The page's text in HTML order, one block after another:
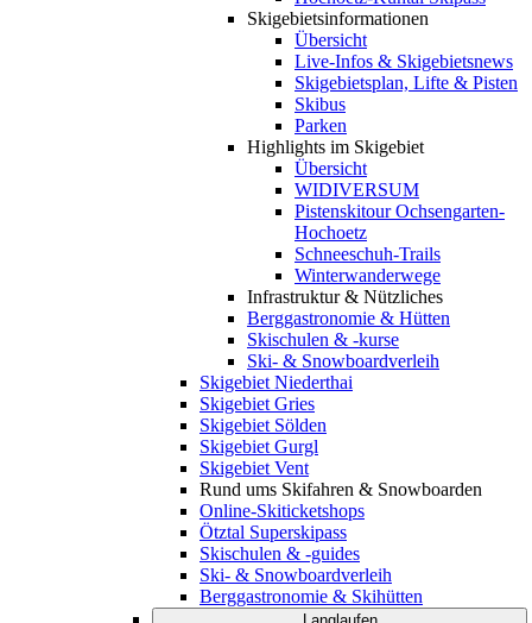
Skigebietsinformationen
Übersicht
Live-Infos & Skigebietsnews
Skigebietsplan, Lifte & Pisten
Skibus
Parken
Highlights im Skigebiet
Übersicht
WIDIVERSUM
Pistenskitour Ochsengarten-
Hochoetz
Schneeschuh-Trails
Winterwanderwege
Infrastruktur & Nützliches
Berggastronomie & Hütten
Skischulen & -kurse
Ski- & Snowboardverleih
Skigebiet Niederthai
Skigebiet Gries
Skigebiet Sölden
Skigebiet Gurgl
Skigebiet Vent
Rund ums Skifahren & Snowboarden
Online-Skiticketshops
Ötztal Superskipass
Skischulen & -guides
Ski- & Snowboardverleih
Berggastronomie & Skihütten